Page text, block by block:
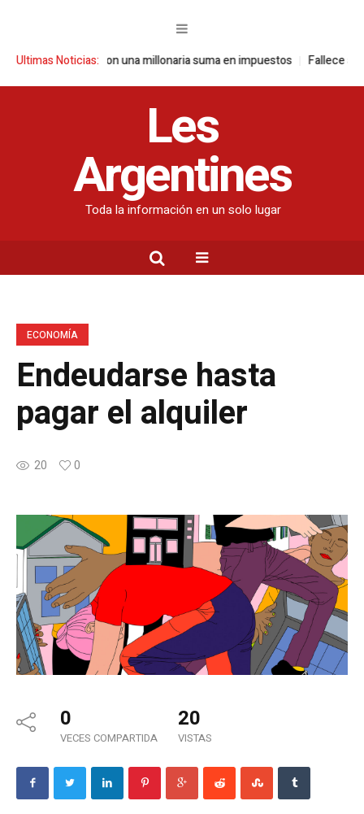
Ultimas Noticias:
con una millonaria suma en impuestos Fallece a los 26 años
Les
Argentines
Toda la información en un solo lugar
ECONOMÍA
Endeudarse hasta
pagar el alquiler
20 0
0
VECES COMPARTIDA
20
VISTAS